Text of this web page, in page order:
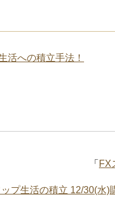
活への積立手法！
「 FX
プ生活の積立 12/30(水)